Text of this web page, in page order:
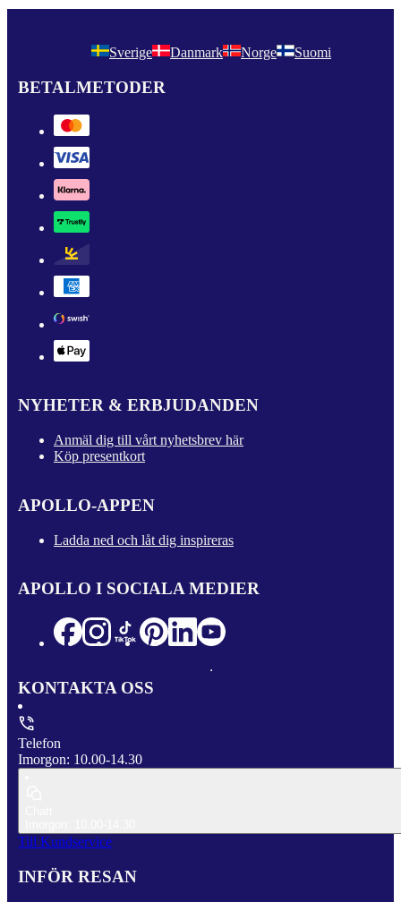
Sverige Danmark Norge Suomi
BETALMETODER
NYHETER & ERBJUDANDEN
Anmäl dig till vårt nyhetsbrev här
Köp presentkort
APOLLO-APPEN
Ladda ned och låt dig inspireras
APOLLO I SOCIALA MEDIER
KONTAKTA OSS
Telefon
Imorgon: 10.00-14.30
Till Kundservice
INFÖR RESAN